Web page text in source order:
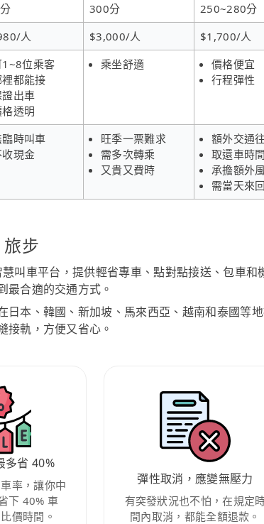
300分 250~280分
人 $3,000/人 $1,700/人
1~8位乘客
裡都能接
出車
透明
乘坐舒適
價格便宜
行程彈性
時叫車
收現金
旺季一票難求
需多次轉乘
又貴又費時
額外交通
取還車時
承擔額外
需當天來
步
叫車平台，提供輕省專車、點對點接送、包車和
最合適的交通方式。
日本、韓國、新加坡、馬來西亞、越南和泰國等
接軌，方便又省心。
多省 40%
率，讓你中
下 40% 車
價時間。
彈性取消，應變無壓力
有突發狀況也不怕，在規定
間內取消，都能全額退款。